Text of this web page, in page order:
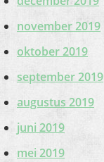
november 2019
oktober 2019
september 2019
augustus 2019
juni 2019
mei 2019